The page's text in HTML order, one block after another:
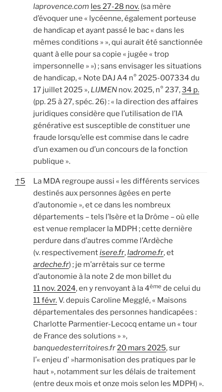
laprovence.com les 27-28 nov. (sa mère
d’évoquer une « lycéenne, également porteuse
de handicap et ayant passé le bac « dans les
mêmes conditions » », qui aurait été sanctionnée
quant à elle pour sa copie « jugée « trop
impersonnelle » ») ; sans envisager les situations
de handicap, « Note DAJ A4 n° 2025-007334 du
17 juillet 2025 », LIJMEN nov. 2025, n° 237,34 p.
(pp. 25 à 27, spéc. 26) : « la direction des affaires
juridiques considère que l’utilisation de l’IA
générative est susceptible de constituer une
fraude lorsqu’elle est commise dans le cadre
d’un examen ou d’un concours de la fonction
publique ».
↑5
La MDA regroupe aussi « les différents services
destinés aux personnes âgées en perte
d’autonomie », et ce dans les nombreux
départements – tels l’Isère et la Drôme – où elle
est venue remplacer la MDPH ; cette dernière
perdure dans d’autres comme l’Ardèche
(v. respectivementisere.fr,ladrome.fr, et
ardeche.fr) ; je m’arrêtais sur ce terme
d’autonomie à la note 2 de mon billet du
11 nov. 2024, en y renvoyant à la 4ème de celui du
11 févr.V. depuis Caroline Megglé, « Maisons
départementales des personnes handicapées :
Charlotte Parmentier-Lecocq entame un « tour
de France des solutions » »,
banquedesterritoires.fr20 mars 2025, sur
l’« enjeu d' »harmonisation des pratiques par le
haut », notamment sur les délais de traitement
(entre deux mois et onze mois selon les MDPH) ».